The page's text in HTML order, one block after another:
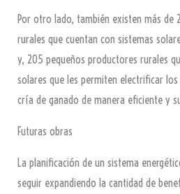
Por otro lado, también existen más de
rurales que cuentan con sistemas
y, 205 pequeños productores rurales
solares que les permiten electrificar
cría de ganado de manera eficiente y
Futuras obras
La planificación de un sistema
seguir expandiendo la cantidad de